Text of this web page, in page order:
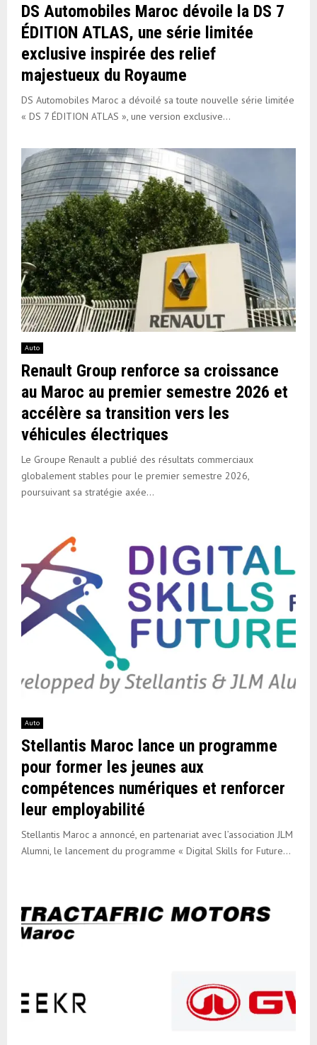
DS Automobiles Maroc dévoile la DS 7
ÉDITION ATLAS, une série limitée
exclusive inspirée des relief
majestueux du Royaume
DS Automobiles Maroc a dévoilé sa toute nouvelle série limitée
« DS 7 ÉDITION ATLAS », une version exclusive...
Auto
Renault Group renforce sa croissance
au Maroc au premier semestre 2026 et
accélère sa transition vers les
véhicules électriques
Le Groupe Renault a publié des résultats commerciaux
globalement stables pour le premier semestre 2026,
poursuivant sa stratégie axée...
Auto
Stellantis Maroc lance un programme
pour former les jeunes aux
compétences numériques et renforcer
leur employabilité
Stellantis Maroc a annoncé, en partenariat avec l’association JLM
Alumni, le lancement du programme « Digital Skills for Future...